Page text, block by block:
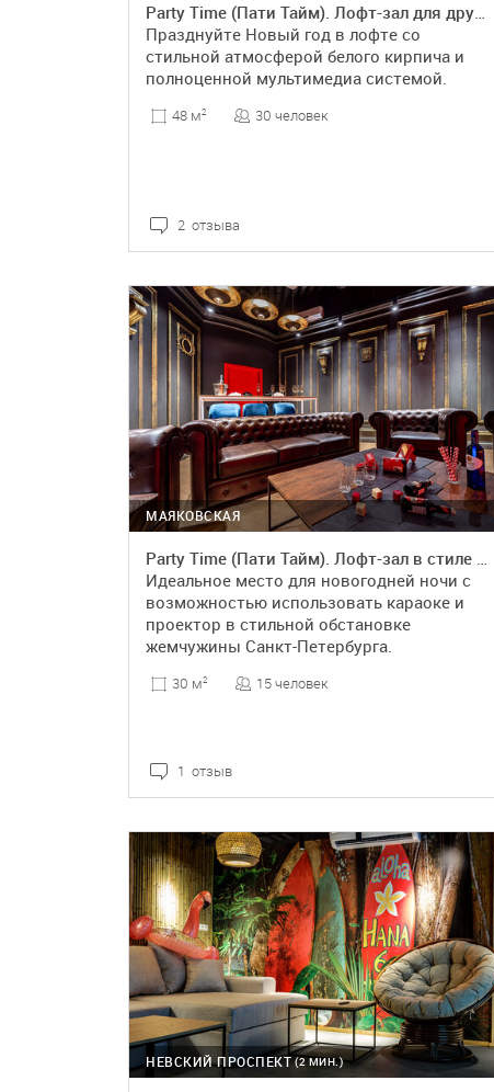
Party Time (Пати Тайм). Лофт-зал для дружной компании
Празднуйте Новый год в лофте со
стильной атмосферой белого кирпича и
полноценной мультимедиа системой.
48 м2 30 человек
2 отзыва
МАЯКОВСКАЯ
Party Time (Пати Тайм). Лофт-зал в стиле элитного острова
Идеальное место для новогодней ночи с
возможностью использовать караоке и
проектор в стильной обстановке
жемчужины Санкт-Петербурга.
30 м2 15 человек
1 отзыв
(2 МИН.)
НЕВСКИЙ ПРОСПЕКТ